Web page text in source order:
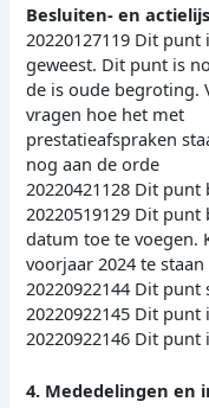
Besluiten- en
20220127119 Dit
geweest. Dit punt is
de is oude begroting.
vragen hoe het met
prestatieafspraken
nog aan de orde
20220421128 Dit
20220519129 Dit
datum toe te voegen.
voorjaar 2024 te staan
20220922144 Dit
20220922145 Dit punt
20220922146 Dit punt
4. Mededelingen en